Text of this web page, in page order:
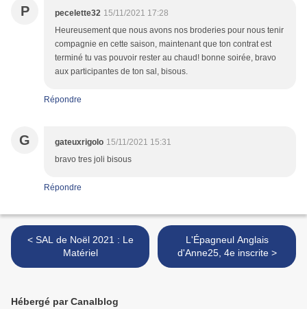
P pecelette32 15/11/2021 17:28
Heureusement que nous avons nos broderies pour nous tenir
compagnie en cette saison, maintenant que ton contrat est
terminé tu vas pouvoir rester au chaud! bonne soirée, bravo
aux participantes de ton sal, bisous.
Répondre
G gateuxrigolo 15/11/2021 15:31
bravo tres joli bisous
Répondre
< SAL de Noël 2021 : Le
Matériel
L'Épagneul Anglais
d'Anne25, 4e inscrite >
Hébergé par Canalblog